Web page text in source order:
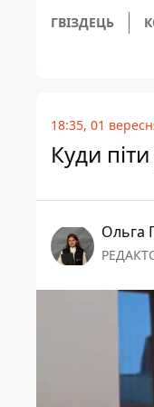
ГВІЗДЕЦЬ
18:35, 01
Куди
Ольга